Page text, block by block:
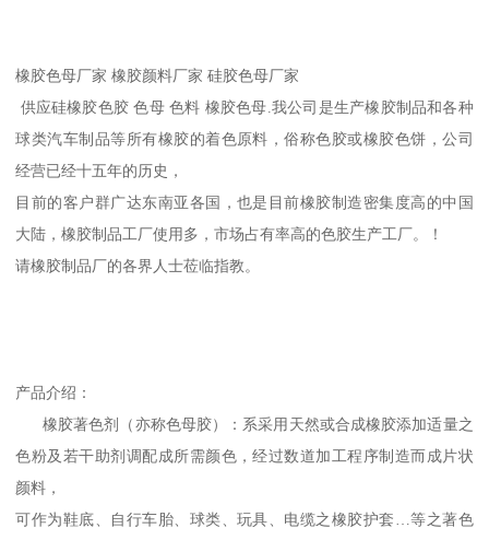
橡胶色母厂家 橡胶颜料厂家 硅胶色母厂家
供应硅橡胶色胶 色母 色料 橡胶色母.我公司是生产橡胶制品和各种
球类汽车制品等所有橡胶的着色原料，俗称色胶或橡胶色饼，公司
经营已经十五年的历史，
目前的客户群广达东南亚各国，也是目前橡胶制造密集度高的中国
大陆，橡胶制品工厂使用多，市场占有率高的色胶生产工厂。！
请橡胶制品厂的各界人士莅临指教。
产品介绍：
橡胶著色剂（亦称色母胶）：系采用天然或合成橡胶添加适量之
色粉及若干助剂调配成所需颜色，经过数道加工程序制造而成片状
颜料，
可作为鞋底、自行车胎、球类、玩具、电缆之橡胶护套…等之著色